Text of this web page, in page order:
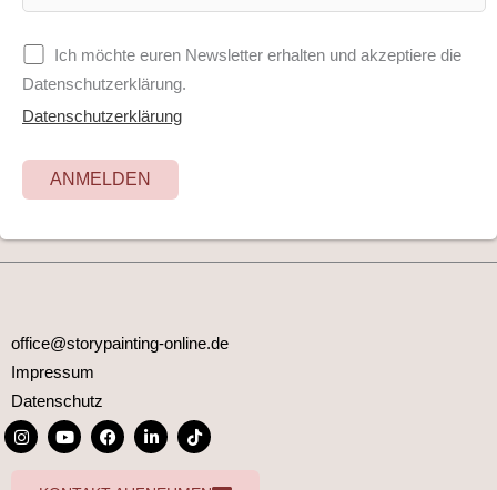
Ich möchte euren Newsletter erhalten und akzeptiere die
Datenschutzerklärung.
Datenschutzerklärung
office@storypainting-online.de
Impressum
Datenschutz
I
n
Y
o
F
a
L
i
T
i